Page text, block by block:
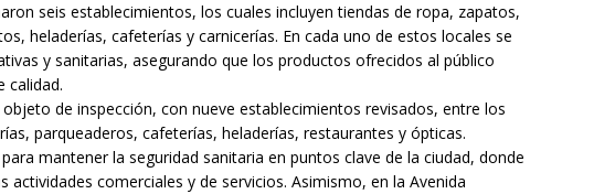
seis establecimientos, los cuales incluyen tiendas de ropa, zapatos,
heladerías, cafeterías y carnicerías. En cada uno de estos locales se
y sanitarias, asegurando que los productos ofrecidos al público
calidad.
de inspección, con nueve establecimientos revisados, entre los
parqueaderos, cafeterías, heladerías, restaurantes y ópticas.
mantener la seguridad sanitaria en puntos clave de la ciudad, donde
actividades comerciales y de servicios. Asimismo, en la Avenida